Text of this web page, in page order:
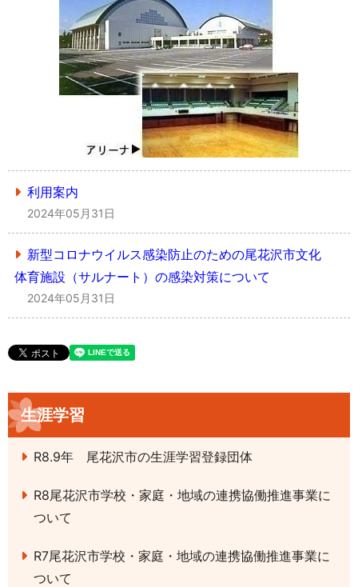
利用案内
2024年05月31日
新型コロナウイルス感染防止のための尾花沢市文化
体育施設（サルナート）の感染対策について
2024年05月31日
生涯学習
R8.9年 尾花沢市の生涯学習登録団体
R8尾花沢市学校・家庭・地域の連携協働推進事業に
ついて
R7尾花沢市学校・家庭・地域の連携協働推進事業に
ついて